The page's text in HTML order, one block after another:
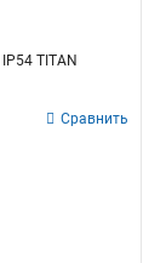
TITAN
Сравнить